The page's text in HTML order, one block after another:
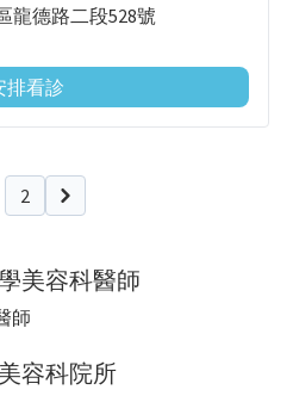
龍德路二段528號
排看診
2 下一頁
美容科醫師
師
容科院所